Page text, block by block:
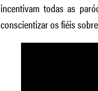
incentivam todas as
conscientizar os fiéis